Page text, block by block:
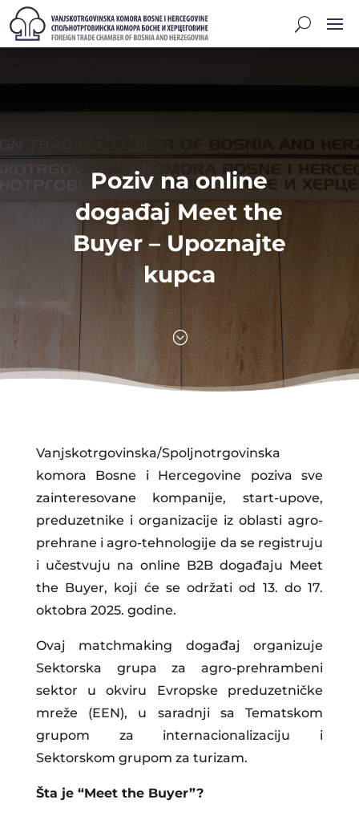
Poziv na online
događaj Meet the
Buyer – Upoznajte
kupca
;
Vanjskotrgovinska/Spoljnotrgovinska
komora Bosne i Hercegovine poziva sve
zainteresovane kompanije, start-upove,
preduzetnike i organizacije iz oblasti agro-
prehrane i agro-tehnologije da se registruju
i učestvuju na online B2B događaju Meet
the Buyer, koji će se održati od 13. do 17.
oktobra 2025. godine.
Ovaj matchmaking događaj organizuje
Sektorska grupa za agro-prehrambeni
sektor u okviru Evropske preduzetničke
mreže (EEN), u saradnji sa Tematskom
grupom za internacionalizaciju i
Sektorskom grupom za turizam.
Šta je “Meet the Buyer”?